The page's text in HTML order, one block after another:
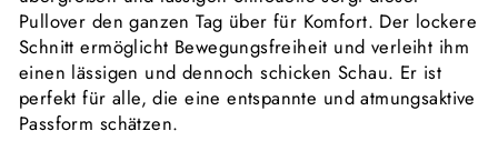
Pullover den ganzen Tag über für Komfort. Der lockere
Schnitt ermöglicht Bewegungsfreiheit und verleiht ihm
einen lässigen und dennoch schicken Schau. Er ist
perfekt für alle, die eine entspannte und atmungsaktive
Passform schätzen.